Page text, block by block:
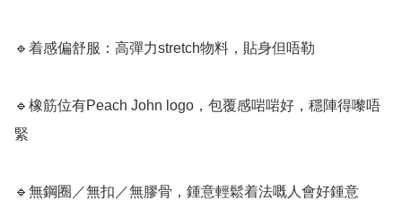
🔹着感偏舒服：高彈力stretch物料，貼身但唔勒
🔹橡筋位有Peach John logo，包覆感啱啱好，穩陣得嚟唔
緊
🔹無鋼圈／無扣／無膠骨，鍾意輕鬆着法嘅人會好鍾意